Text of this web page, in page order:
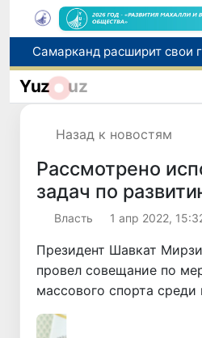
Yuz uz
Назад к новостям
Рассмотрено
задач по
Власть 1 апр 2022,
Президент Шавкат
провел совещание по
массового спорта